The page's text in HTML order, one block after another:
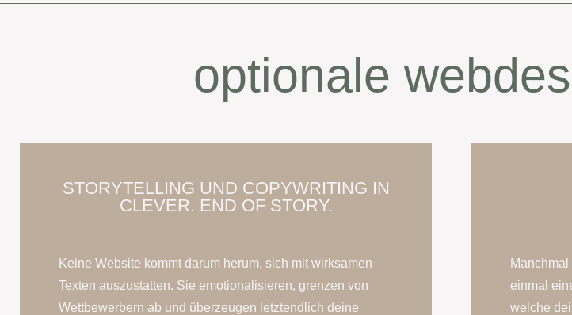
optionale
STORYTELLING UND COPYWRITING IN
CLEVER. END OF STORY.
Keine Website kommt darum herum, sich mit wirksamen
Texten auszustatten. Sie emotionalisieren, grenzen von
Wettbewerbern ab und überzeugen letztendlich deine
einmal
welche